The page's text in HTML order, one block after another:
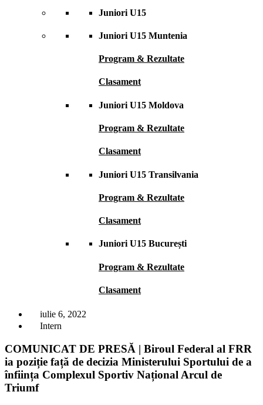
Juniori U15
Juniori U15 Muntenia
Program & Rezultate
Clasament
Juniori U15 Moldova
Program & Rezultate
Clasament
Juniori U15 Transilvania
Program & Rezultate
Clasament
Juniori U15 București
Program & Rezultate
Clasament
iulie 6, 2022
Intern
COMUNICAT DE PRESĂ | Biroul Federal al FRR
ia poziție față de decizia Ministerului Sportului de a
înființa Complexul Sportiv Național Arcul de
Triumf